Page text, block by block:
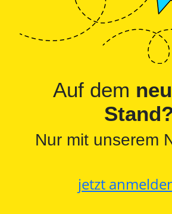
Auf dem
Nur mit unserem
jetzt